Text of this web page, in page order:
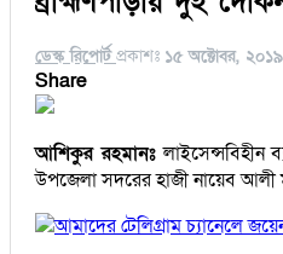
ডেস্ক রিপোর্ট প্রকাশঃ ১৫ অক্টোবর, ২০১৯
Share
আশিকুর রহমানঃলাইসেন্সবিহীন
উপজেলা সদরের হাজী নায়েব আলী
আমাদের টেলিগ্রাম চ্যানেলে